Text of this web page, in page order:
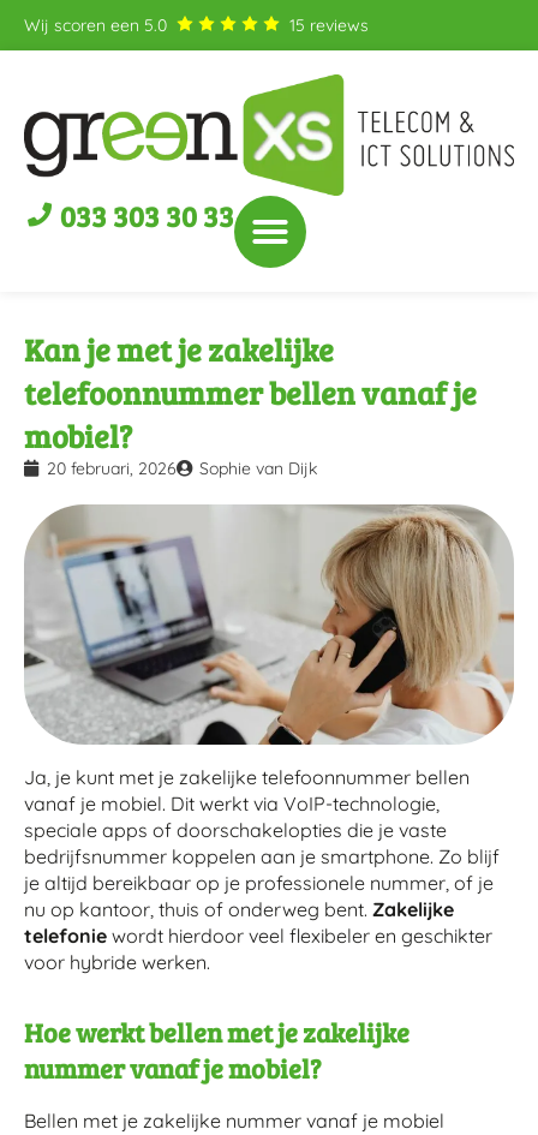
Wij scoren een 5.0 15 reviews
033 303 30 33
Kan je met je zakelijke
telefoonnummer bellen vanaf je
mobiel?
20 februari, 2026 Sophie van Dijk
Ja, je kunt met je zakelijke telefoonnummer bellen
vanaf je mobiel. Dit werkt via VoIP-technologie,
speciale apps of doorschakelopties die je vaste
bedrijfsnummer koppelen aan je smartphone. Zo blijf
je altijd bereikbaar op je professionele nummer, of je
nu op kantoor, thuis of onderweg bent. Zakelijke
telefonie wordt hierdoor veel flexibeler en geschikter
voor hybride werken.
Hoe werkt bellen met je zakelijke
nummer vanaf je mobiel?
Bellen met je zakelijke nummer vanaf je mobiel